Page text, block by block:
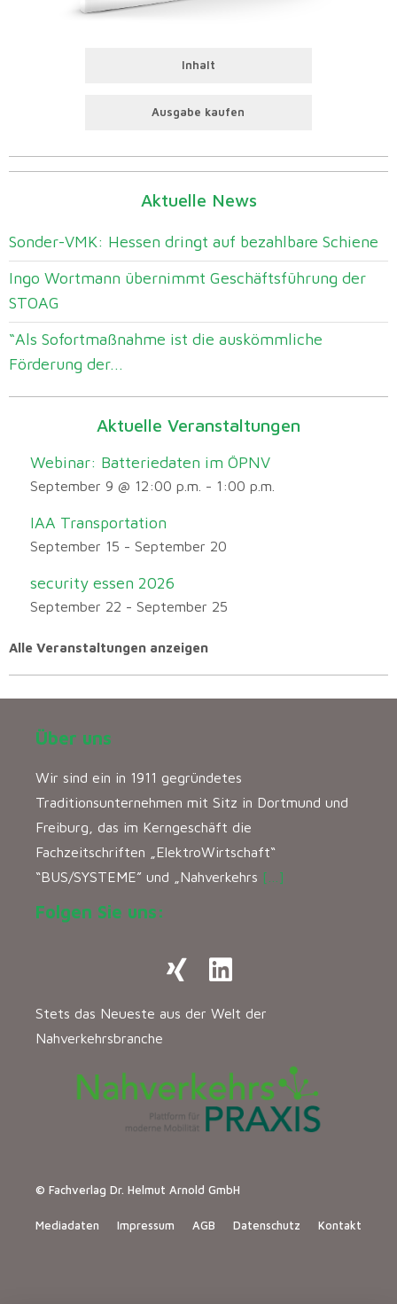
Inhalt
Ausgabe kaufen
Aktuelle News
Sonder-VMK: Hessen dringt auf bezahlbare Schiene
Ingo Wortmann übernimmt Geschäftsführung der
STOAG
“Als Sofortmaßnahme ist die auskömmliche
Förderung der...
Aktuelle Veranstaltungen
Webinar: Batteriedaten im ÖPNV
September 9 @ 12:00 p.m. - 1:00 p.m.
IAA Transportation
September 15 - September 20
security essen 2026
September 22 - September 25
Alle Veranstaltungen anzeigen
Über uns
Wir sind ein in 1911 gegründetes
Traditionsunternehmen mit Sitz in Dortmund und
Freiburg, das im Kerngeschäft die
Fachzeitschriften „ElektroWirtschaft“
“BUS/SYSTEME” und „Nahverkehrs […]
Folgen Sie uns:
Stets das Neueste aus der Welt der
Nahverkehrsbranche
© Fachverlag Dr. Helmut Arnold GmbH
Mediadaten Impressum AGB Datenschutz Kontakt